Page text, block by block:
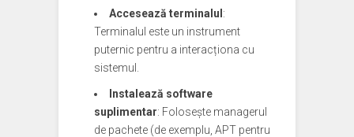
Accesează terminalul :
Terminalul este un instrument
puternic pentru a interacționa cu
sistemul.
Instalează software
suplimentar: Folosește managerul
de pachete (de exemplu, APT pentru